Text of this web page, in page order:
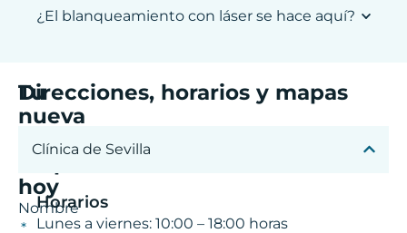
¿El blanqueamiento con láser se hace aquí?
Tu
nueva
sonrisa
empieza
hoy
Nombre
Direcciones, horarios y mapas
Clínica de Sevilla
Horarios
Lunes a viernes: 10:00 – 18:00 horas